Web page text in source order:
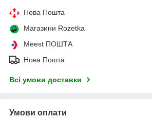
Нова Пошта
Магазини Rozetka
Meest ПОШТА
Нова Пошта
Всі умови доставки
Умови оплати